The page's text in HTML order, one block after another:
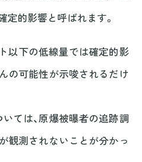
定的影響と呼ばれます。
以下の低線量では確定的影
の可能性が示唆されるだけ
ては、原爆被曝者の追跡調
観測されないことが分かっ